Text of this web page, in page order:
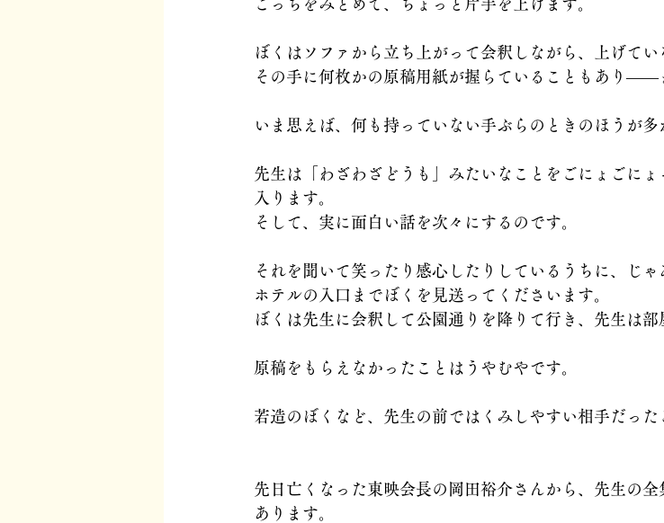
こっちをみとめて、ちょっと片手を上げます。
ぼくはソファから立ち上がって会釈しながら、上げてい
その手に何枚かの原稿用紙が握らていることもあり――
いま思えば、何も持っていない手ぶらのときのほうが多
先生は「わざわざどうも」みたいなことをごにょごに
入ります。
そして、実に面白い話を次々にするのです。
それを聞いて笑ったり感心したりしているうちに、じ
ホテルの入口までぼくを見送ってくださいます。
ぼくは先生に会釈して公園通りを降りて行き、先生は部
原稿をもらえなかったことはうやむやです。
若造のぼくなど、先生の前ではくみしやすい相手だった
先日亡くなった東映会長の岡田裕介さんから、先生の
あります。